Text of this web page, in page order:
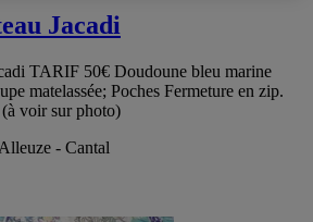
Jacadi
TARIF 50€ Doudoune bleu marine
matelassée; Poches Fermeture en zip.
voir sur photo)
- Cantal